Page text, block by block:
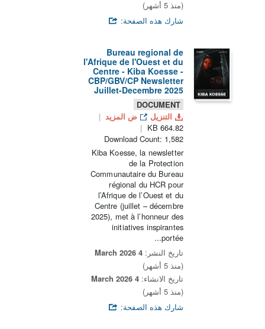
(منذ 5 أشهر)
شارك هذه الصفحة:
Bureau regional de
l'Afrique de l'Ouest et du
Centre - Kiba Koesse -
CBP/GBV/CP Newsletter
Juillet-Decembre 2025
DOCUMENT
التنزيل
ض المزيد
664.82 KB
Download Count: 1,582
Kiba Koesse, la newsletter
de la Protection
Communautaire du Bureau
régional du HCR pour
l’Afrique de l’Ouest et du
Centre (juillet – décembre
2025), met à l’honneur des
initiatives inspirantes
portée...
تاريخ النشر: 4 March 2026
(منذ 5 أشهر)
تاريخ الانشاء: 4 March 2026
(منذ 5 أشهر)
شارك هذه الصفحة: